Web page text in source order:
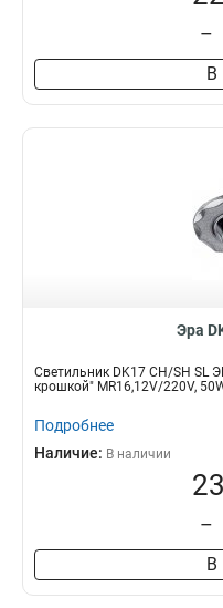
–
В
Эра
Светильник DK17 CH/SH SL
крошкой" MR16,12V/220V,
Подробнее
Наличие: В наличии
–
В